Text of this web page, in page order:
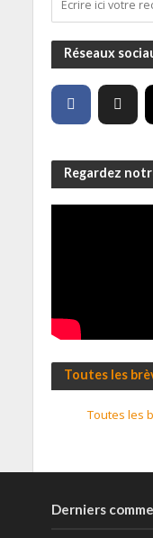
Réseaux
Regardez
Toutes les
Toutes les
Derniers